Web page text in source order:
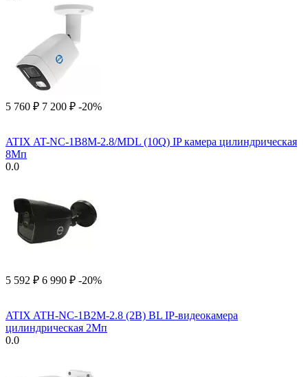
5 760 ₽ 7 200 ₽ -20%
ATIX AT-NC-1B8M-2.8/MDL (10Q) IP камера цилиндрическая
8Мп
0.0
5 592 ₽ 6 990 ₽ -20%
ATIX ATH-NC-1B2M-2.8 (2B) BL IP-видеокамера
цилиндрическая 2Мп
0.0